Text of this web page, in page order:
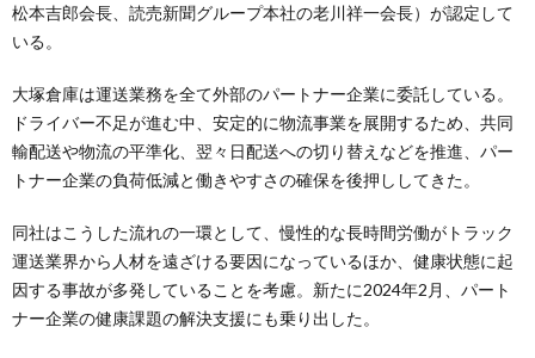
松本吉郎会長、読売新聞グループ本社の老川祥一会長）が認定して
いる。
大塚倉庫は運送業務を全て外部のパートナー企業に委託している。
ドライバー不足が進む中、安定的に物流事業を展開するため、共同
輸配送や物流の平準化、翌々日配送への切り替えなどを推進、パー
トナー企業の負荷低減と働きやすさの確保を後押ししてきた。
同社はこうした流れの一環として、慢性的な長時間労働がトラック
運送業界から人材を遠ざける要因になっているほか、健康状態に起
因する事故が多発していることを考慮。新たに2024年2月、パート
ナー企業の健康課題の解決支援にも乗り出した。